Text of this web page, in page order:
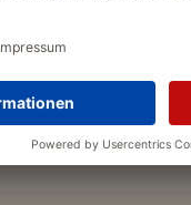
Kunden und Partner
– jeder Beitrag
auf unsere
und danken allen für ihre